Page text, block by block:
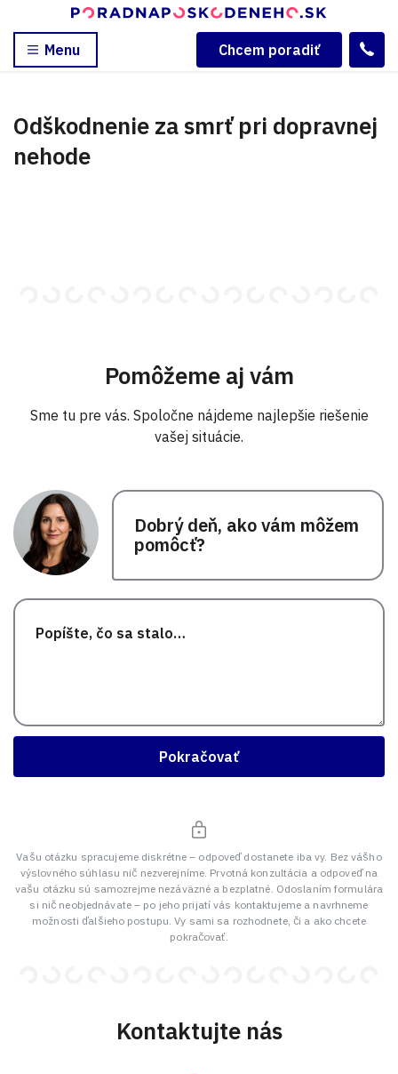
Menu Chcem poradiť
Odškodnenie za smrť pri dopravnej
nehode
Pomôžeme aj vám
Sme tu pre vás. Spoločne nájdeme najlepšie riešenie
vašej situácie.
Dobrý deň, ako vám môžem
pomôcť?
Pokračovať
Vašu otázku spracujeme diskrétne – odpoveď dostanete iba vy. Bez vášho
výslovného súhlasu nič nezverejníme. Prvotná konzultácia a odpoveď na
vašu otázku sú samozrejme nezáväzné a bezplatné. Odoslaním formulára
si nič neobjednávate – po jeho prijatí vás kontaktujeme a navrhneme
možnosti ďalšieho postupu. Vy sami sa rozhodnete, či a ako chcete
pokračovať.
Kontaktujte nás